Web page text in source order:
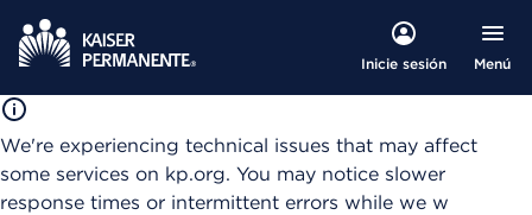
Inicie sesión Menú
We're experiencing technical issues that may affect
some services on kp.org. You may notice slower
response times or intermittent errors while we w